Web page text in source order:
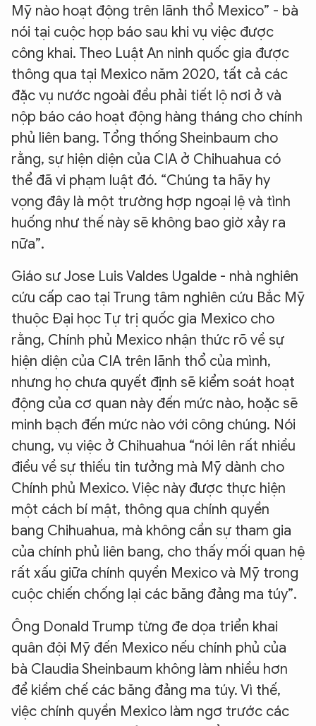
Mỹ nào hoạt động trên lãnh thổ Mexico” - bà
nói tại cuộc họp báo sau khi vụ việc được
công khai. Theo Luật An ninh quốc gia được
thông qua tại Mexico năm 2020, tất cả các
đặc vụ nước ngoài đều phải tiết lộ nơi ở và
nộp báo cáo hoạt động hàng tháng cho chính
phủ liên bang. Tổng thống Sheinbaum cho
rằng, sự hiện diện của CIA ở Chihuahua có
thể đã vi phạm luật đó. “Chúng ta hãy hy
vọng đây là một trường hợp ngoại lệ và tình
huống như thế này sẽ không bao giờ xảy ra
nữa”.
Giáo sư Jose Luis Valdes Ugalde - nhà nghiên
cứu cấp cao tại Trung tâm nghiên cứu Bắc Mỹ
thuộc Đại học Tự trị quốc gia Mexico cho
rằng, Chính phủ Mexico nhận thức rõ về sự
hiện diện của CIA trên lãnh thổ của mình,
nhưng họ chưa quyết định sẽ kiểm soát hoạt
động của cơ quan này đến mức nào, hoặc sẽ
minh bạch đến mức nào với công chúng. Nói
chung, vụ việc ở Chihuahua “nói lên rất nhiều
điều về sự thiếu tin tưởng mà Mỹ dành cho
Chính phủ Mexico. Việc này được thực hiện
một cách bí mật, thông qua chính quyền
bang Chihuahua, mà không cần sự tham gia
của chính phủ liên bang, cho thấy mối quan hệ
rất xấu giữa chính quyền Mexico và Mỹ trong
cuộc chiến chống lại các băng đảng ma túy”.
Ông Donald Trump từng đe dọa triển khai
quân đội Mỹ đến Mexico nếu chính phủ của
bà Claudia Sheinbaum không làm nhiều hơn
để kiềm chế các băng đảng ma túy. Vì thế,
việc chính quyền Mexico làm ngơ trước các